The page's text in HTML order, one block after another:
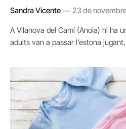
Sandra Vicente 23 de
A Vilanova del Camí (Anoia) hi ha
adults van a passar l’estona